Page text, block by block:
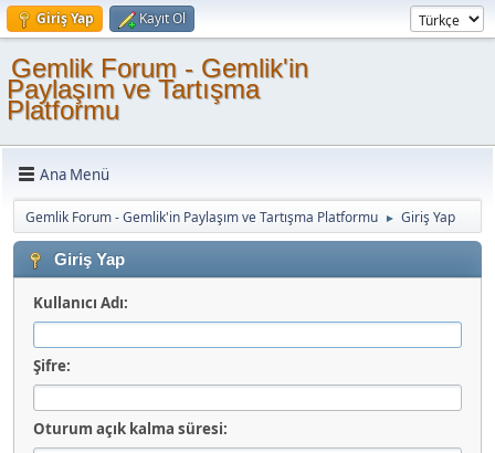
Giriş Yap Kayıt Ol
Gemlik Forum - Gemlik'in
Paylaşım ve Tartışma
Platformu
Ana Menü
Gemlik Forum - Gemlik'in Paylaşım ve Tartışma Platformu ► Giriş Yap
Giriş Yap
Kullanıcı Adı:
Şifre:
Oturum açık kalma süresi: